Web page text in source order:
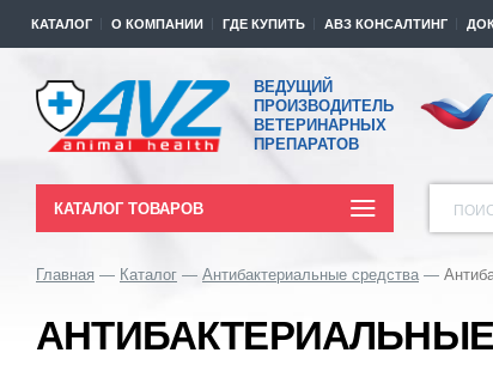
КАТАЛОГ О КОМПАНИИ ГДЕ КУПИТЬ АВЗ КОНСАЛТИНГ
ВЕДУЩИЙ
ПРОИЗВОДИТЕЛЬ
ВЕТЕРИНАРНЫХ
ПРЕПАРАТОВ
КАТАЛОГ ТОВАРОВ
Главная Каталог Антибактериальные средства